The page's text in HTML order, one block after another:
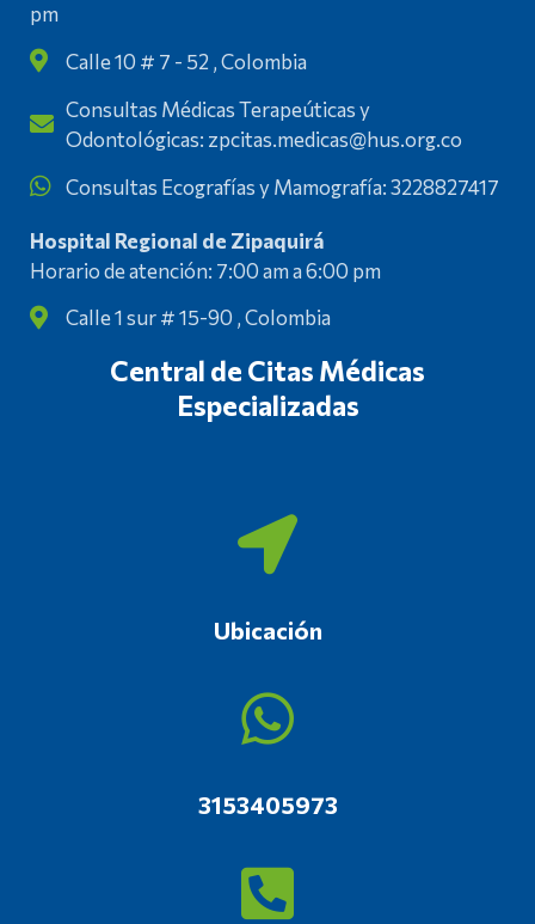
pm
Calle 10 # 7 - 52 , Colombia
Consultas Médicas Terapeúticas y
Odontológicas: zpcitas.medicas@hus.org.co
Consultas Ecografías y Mamografía: 3228827417
Hospital Regional de Zipaquirá
Horario de atención: 7:00 am a 6:00 pm
Calle 1 sur # 15-90 , Colombia
Central de Citas Médicas
Especializadas
Ubicación
3153405973